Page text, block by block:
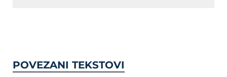
POVEZANI TEKSTOVI